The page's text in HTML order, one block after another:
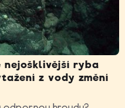
ryba
z vody změní